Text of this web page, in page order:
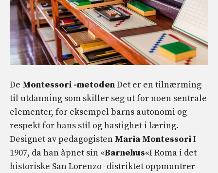
De Montessori -metodenDet er en tilnærming
til utdanning som skiller seg ut for noen sentrale
elementer, for eksempel barns autonomi og
respekt for hans stil og hastighet i læring.
Designet av pedagogisten Maria MontessoriI
1907, da han åpnet sin «Barnehus«I Roma i det
historiske San Lorenzo -distriktet oppmuntrer